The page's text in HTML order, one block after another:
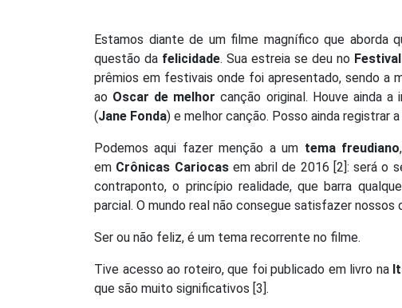
Estamos diante de um filme magnífico que aborda
questão da felicidade. Sua estreia se deu no
prêmios em festivais onde foi apresentado, sendo a
ao Oscar de melhorcanção original. Houve ainda a
(Jane Fonda) e melhor canção. Posso ainda registrar
Podemos aqui fazer menção a um tema freudiano
em Crônicas Cariocasem abril de 2016 [2]: será o
contraponto, o princípio realidade, que barra
parcial. O mundo real não consegue satisfazer nossos
Ser ou não feliz, é um tema recorrente no filme.
Tive acesso ao roteiro, que foi publicado em livro na
que são muito significativos [3].